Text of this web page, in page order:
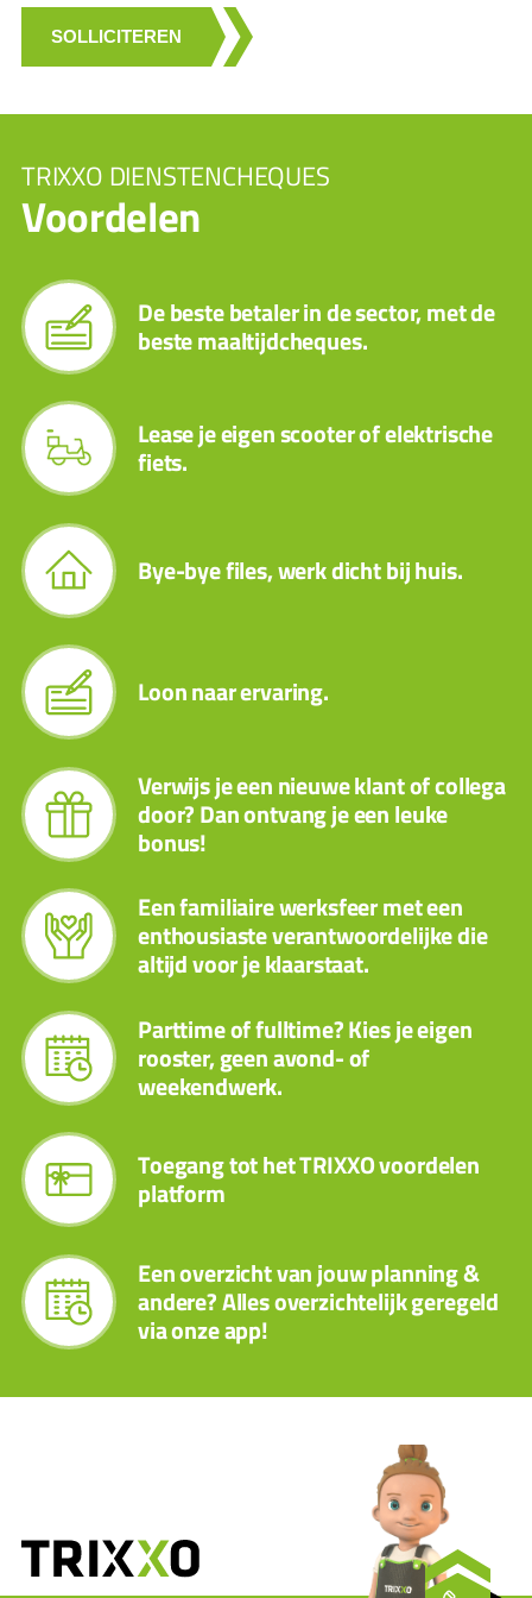
TRIXXO DIENSTENCHEQUES
Voordelen
De beste betaler in de sector, met de
beste maaltijdcheques.
Lease je eigen scooter of elektrische
fiets.
Bye-bye files, werk dicht bij huis.
Loon naar ervaring.
Verwijs je een nieuwe klant of collega
door? Dan ontvang je een leuke
bonus!
Een familiaire werksfeer met een
enthousiaste verantwoordelijke die
altijd voor je klaarstaat.
Parttime of fulltime? Kies je eigen
rooster, geen avond- of
weekendwerk.
Toegang tot het TRIXXO voordelen
platform
Een overzicht van jouw planning &
andere? Alles overzichtelijk geregeld
via onze app!
SOLLICITEREN